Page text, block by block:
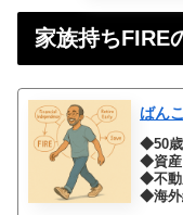
家族持ちFIRE
ばん
◆50歳
◆資産
◆不動
◆海外